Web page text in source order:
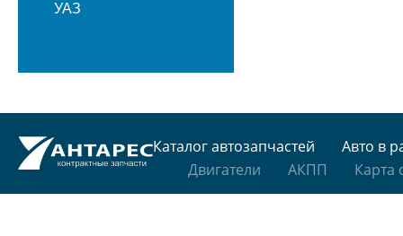
УАЗ
Каталог автозапчастей
Авто в
Двигатели
АКПП Карта